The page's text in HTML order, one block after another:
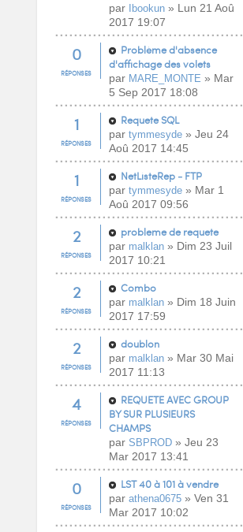
par Ibookun» Lun 21 Aoû
2017 19:07
0
RÉPONSES
Problème d'absence
d'affichage des volets
par MARE_MONTE » Mar
5 Sep 2017 18:08
1
RÉPONSES
Requete SQL
par tymmesyde» Jeu 24
Aoû 2017 14:45
1
RÉPONSES
NetListeRep - FTP
par tymmesyde» Mar 1
Aoû 2017 09:56
2
RÉPONSES
probleme de requete
par malklan» Dim 23 Juil
2017 10:21
2
RÉPONSES
Combo
par malklan» Dim 18 Juin
2017 17:59
2
RÉPONSES
doublon
par malklan» Mar 30 Mai
2017 11:13
4
RÉPONSES
REQUETE AVEC GROUP
BY SUR PLUSIEURS
CHAMPS
par SBPROD» Jeu 23
Mar 2017 13:41
0
RÉPONSES
LST 40 à 101 à vendre
par athena0675» Ven 31
Mar 2017 10:02